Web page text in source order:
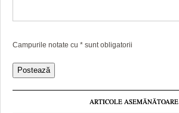
Campurile notate cu * sunt obligatorii
ARTICOLE ASEMĂNĂTOARE